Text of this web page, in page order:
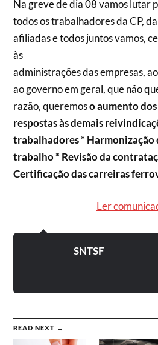
Na greve de dia 08 vamos lutar
todos os trabalhadores da CP,
afiliadas e todos juntos vamos,
às
administrações das empresas,
ao governo em geral, que não
razão, queremoso aumento
respostas às demais
trabalhadores * Harmonização
trabalho * Revisão da
Certificação das carreiras
Ler
SNTSF
READ NEXT →